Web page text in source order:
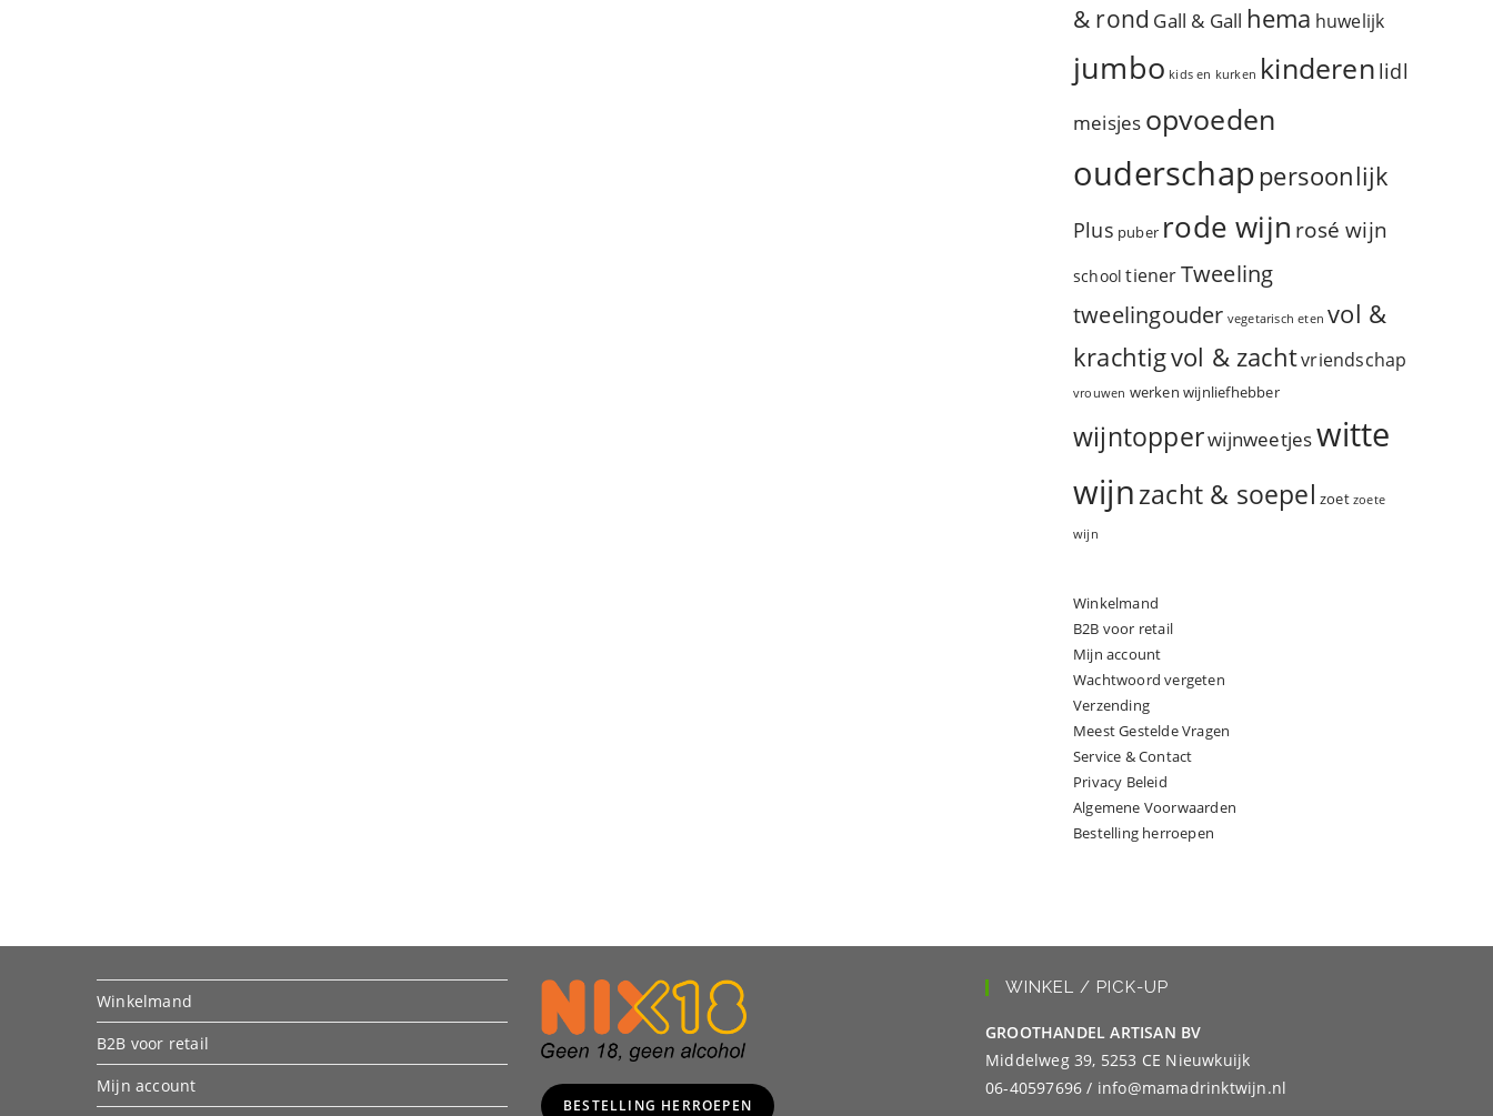
& rond Gall & Gall hema huwelijk
jumbo kids en kurken kinderen lidl
meisjes opvoeden
ouderschappersoonlijk
Plus puber rode wijn rosé wijn
school tienerTweeling
tweelingouder vegetarisch eten vol &
krachtigvol & zachtvriendschap
vrouwen werken wijnliefhebber
wijntopperwijnweetjeswitte
wijnzacht & soepel zoet zoete
wijn
Winkelmand
B2B voor retail
Mijn account
Wachtwoord vergeten
Verzending
Meest Gestelde Vragen
Service & Contact
Privacy Beleid
Algemene Voorwaarden
Bestelling herroepen
Winkelmand
B2B voor retail
Mijn account
BESTELLING HERROEPEN
WINKEL / PICK-UP
GROOTHANDEL ARTISAN BV
Middelweg 39, 5253 CE Nieuwkuijk
06-40597696 / info@mamadrinktwijn.nl